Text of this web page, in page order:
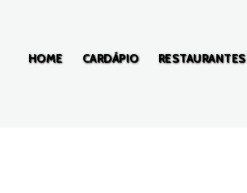
HOME CARDÁPIO RESTAURANTES